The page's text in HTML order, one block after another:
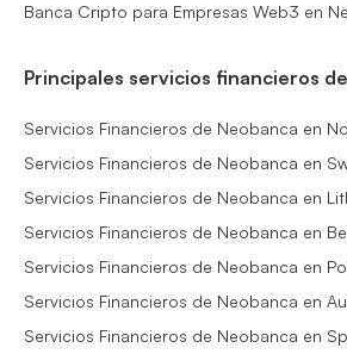
Banca Cripto para Empresas Web3 en
Principales servicios financieros
Servicios Financieros de Neobanca en
Servicios Financieros de Neobanca en
Servicios Financieros de Neobanca en
Servicios Financieros de Neobanca en
Servicios Financieros de Neobanca en
Servicios Financieros de Neobanca en
Servicios Financieros de Neobanca en